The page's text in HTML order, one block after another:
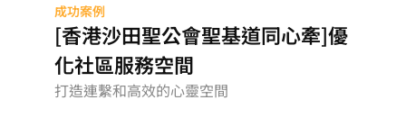
成功案例
[香港沙田聖公會聖基道同心牽]優
化社區服務空間
打造連繫和高效的心靈空間